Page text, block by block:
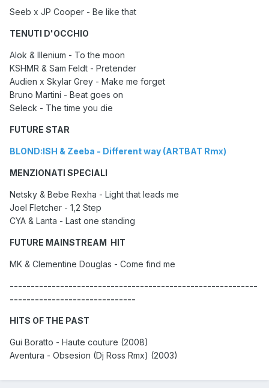
Seeb x JP Cooper - Be like that
TENUTI D'OCCHIO
Alok & Illenium - To the moon
KSHMR & Sam Feldt - Pretender
Audien x Skylar Grey - Make me forget
Bruno Martini - Beat goes on
Seleck - The time you die
FUTURE STAR
BLOND:ISH & Zeeba - Different way (ARTBAT Rmx)
MENZIONATI SPECIALI
Netsky & Bebe Rexha - Light that leads me
Joel Fletcher - 1,2 Step
CYA & Lanta - Last one standing
FUTURE MAINSTREAM HIT
MK & Clementine Douglas - Come find me
-----------------------------------------------------------
------------------------------
HITS OF THE PAST
Gui Boratto - Haute couture (2008)
Aventura - Obsesion (Dj Ross Rmx) (2003)